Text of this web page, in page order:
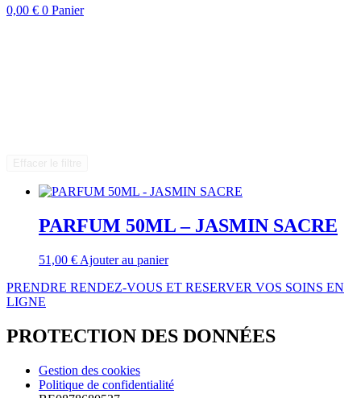
0,00 € 0 Panier
PARFUM 50ML – JASMIN SACRE
51,00 € Ajouter au panier
PRENDRE RENDEZ-VOUS ET RESERVER VOS SOINS EN
LIGNE
PROTECTION DES DONNÉES
Gestion des cookies
Politique de confidentialité